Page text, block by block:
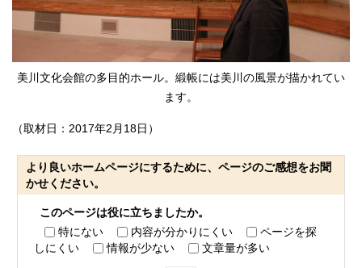
美川文化会館の多目的ホール。緞帳には美川の風景が描かれてい
ます。
（取材日：2017年2月18日）
より良いホームページにするために、ページのご感想をお聞
かせください。
このページは役に立ちましたか。
特にない
内容が分かりにくい
ページを探
しにくい
情報が少ない 文章量が多い